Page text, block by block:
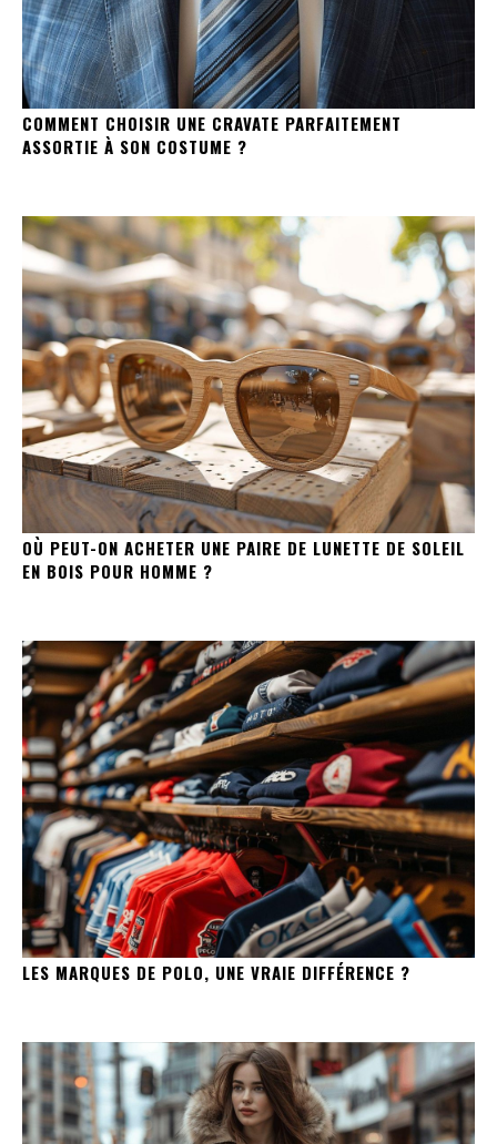
COMMENT CHOISIR UNE CRAVATE PARFAITEMENT
ASSORTIE À SON COSTUME ?
OÙ PEUT-ON ACHETER UNE PAIRE DE LUNETTE DE SOLEIL
EN BOIS POUR HOMME ?
LES MARQUES DE POLO, UNE VRAIE DIFFÉRENCE ?